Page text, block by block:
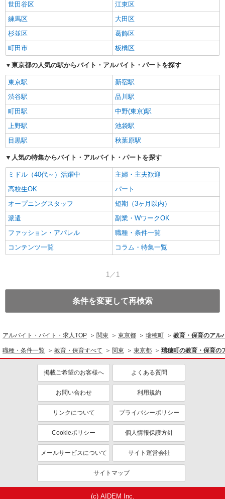
世田谷区
江東区
練馬区
大田区
杉並区
葛飾区
町田市
板橋区
東京都の人気の駅からバイト・アルバイト・パートを探す
東京駅
新宿駅
渋谷駅
品川駅
町田駅
中野(東京)駅
上野駅
池袋駅
目黒駅
秋葉原駅
人気の特集からバイト・アルバイト・パートを探す
ミドル（40代～）活躍中
主婦・主夫歓迎
高校生OK
パート
オープニングスタッフ
短期（3ヶ月以内）
派遣
副業・WワークOK
ファッション・アパレル
職種・条件一覧
コンテンツ一覧
コラム・特集一覧
1／1
条件を変更して再検索
アルバイト・バイト・求人TOP 関東 東京都 瑞穂町 教育・保育のアル
職種・条件一覧 教育・保育すべて 関東 東京都 瑞穂町の教育・保育の
掲載ご希望のお客様へ よくある質問
お問い合わせ 利用規約
リンクについて プライバシーポリシー
Cookieポリシー 個人情報保護方針
メールサービスについて サイト運営会社
サイトマップ
(c) AIDEM Inc.